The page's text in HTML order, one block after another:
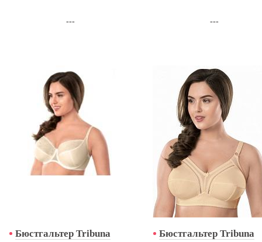
--- ---
Бюстгальтер Tribuna
Бюстгальтер Tribuna